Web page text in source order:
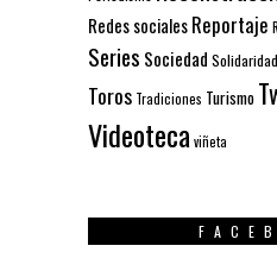
Redes socialesReportaje
Series Sociedad Solidaridad
Toros Tradiciones Turismo
Videoteca viñeta